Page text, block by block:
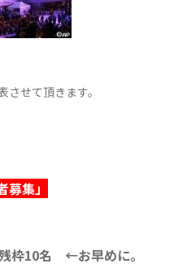
せて頂きます。
集」
枠10名 ←お早めに。